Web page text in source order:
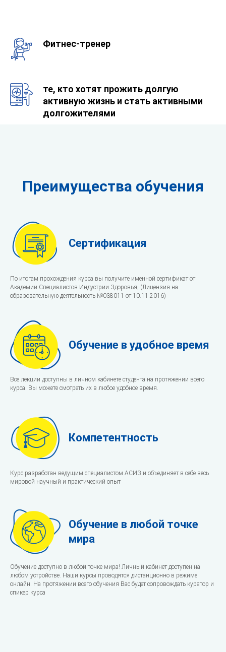
Фитнес-тренер
те, кто хотят прожить долгую
активную жизнь и стать активными
долгожителями
Преимущества обучения
Сертификация
По итогам прохождения курса вы получите именной сертификат от
Академии Специалистов Индустрии Здоровья, (Лицензия на
образовательную деятельность №038011 от 10.11.2016)
Обучение в удобное время
Все лекции доступны в личном кабинете студента на протяжении всего
курса. Вы можете смотреть их в любое удобное время.
Компетентность
Курс разработан ведущим специалистом АСИЗ и объединяет в себе весь
мировой научный и практический опыт
Обучение в любой точке
мира
Обучение доступно в любой точке мира! Личный кабинет доступен на
любом устройстве. Наши курсы проводятся дистанционно в режиме
онлайн. На протяжении всего обучения Вас будет сопровождать куратор и
спикер курса